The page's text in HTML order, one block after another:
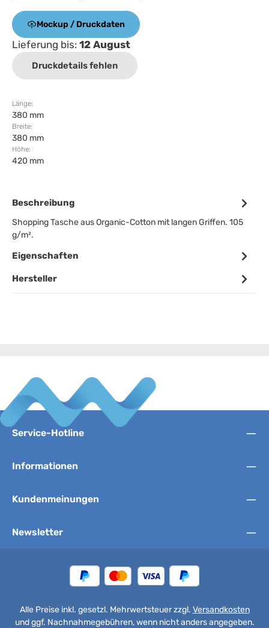
Mockup / Druckdaten
Lieferung bis: 12 August
Druckdetails fehlen
Länge:
380 mm
Breite:
380 mm
Höhe:
420 mm
Beschreibung
Shopping Tasche aus Organic-Cotton mit langen Griffen. 105
g/m².
Eigenschaften
Hersteller
Service-Hotline
Informationen
Kundenmeinungen
Newsletter
Alle Preise inkl. gesetzl. Mehrwertsteuer zzgl. Versandkosten
und ggf. Nachnahmegebühren, wenn nicht anders angegeben.